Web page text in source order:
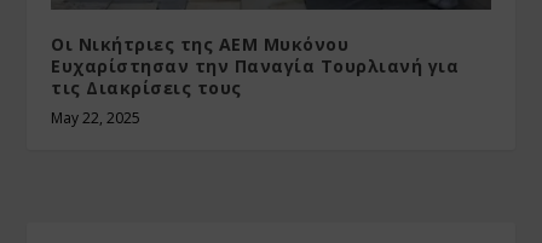
Οι Νικήτριες της ΑΕΜ Μυκόνου
Ευχαρίστησαν την Παναγία Τουρλιανή για
τις Διακρίσεις τους
May 22, 2025